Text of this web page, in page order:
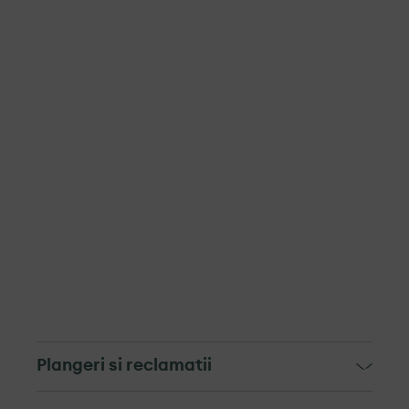
Plangeri si reclamatii